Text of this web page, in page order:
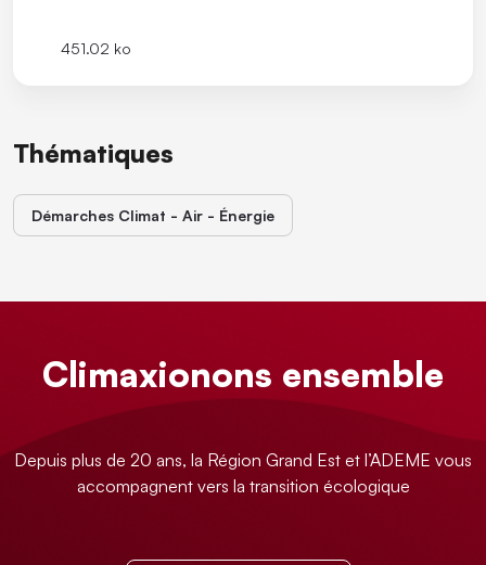
451.02 ko
Thématiques
Démarches Climat - Air - Énergie
Climaxionons ensemble
Depuis plus de 20 ans, la Région Grand Est et l’ADEME vous
accompagnent vers la transition écologique